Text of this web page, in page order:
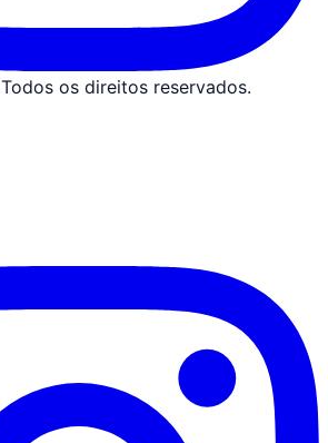
os direitos reservados.